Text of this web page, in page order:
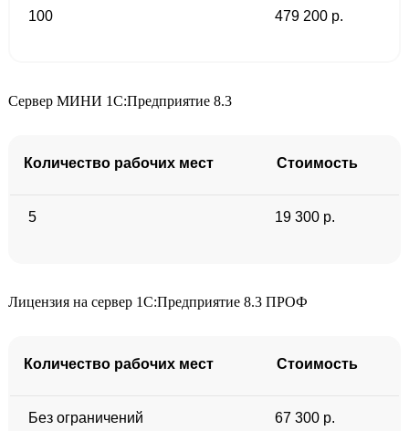
100 479 200 р.
Сервер МИНИ 1С:Предприятие 8.3
Количество рабочих мест Стоимость
5 19 300 р.
Лицензия на сервер 1С:Предприятие 8.3 ПРОФ
Количество рабочих мест Стоимость
Без ограничений 67 300 р.